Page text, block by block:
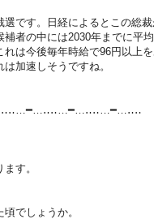
です。日経によるとこの総裁
者の中には2030年までに平
は今後毎年時給で96円以上を
加速しそうですね。
━…‥‥
す。
でしょうか。